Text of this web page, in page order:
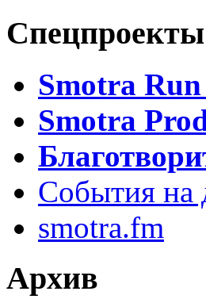
Спецпроекты
Smotra Run
Smotra
События на
smotra.fm
Архив